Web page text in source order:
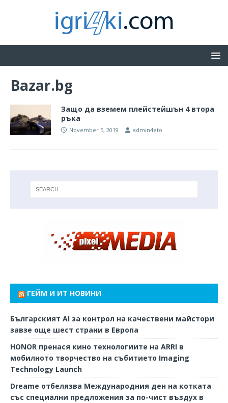
Bazar.bg
Защо да вземем плейстейшън 4 втора
ръка
November 5, 2019 admin4eto
ГЕЙМ И ИТ НОВИНИ
Българският AI за контрол на качествени майстори
завзе още шест страни в Европа
HONOR пренася кино технологиите на ARRI в
мобилното творчество на събитието Imaging
Technology Launch
Dreame отбелязва Международния ден на котката
със специални предложения за по-чист въздух в